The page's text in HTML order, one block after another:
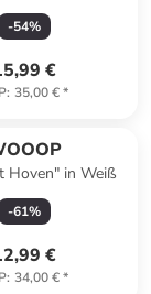
-54%
€
: 35,00 €*
Hoven" in Weiß
-61%
€
: 34,00 €*